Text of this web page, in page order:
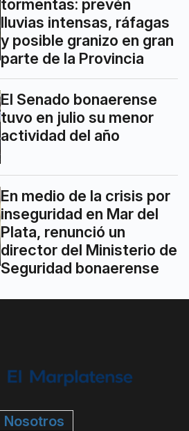
tormentas: prevén
lluvias intensas, ráfagas
y posible granizo en gran
parte de la Provincia
El Senado bonaerense
tuvo en julio su menor
actividad del año
En medio de la crisis por
inseguridad en Mar del
Plata, renunció un
director del Ministerio de
Seguridad bonaerense
Nosotros